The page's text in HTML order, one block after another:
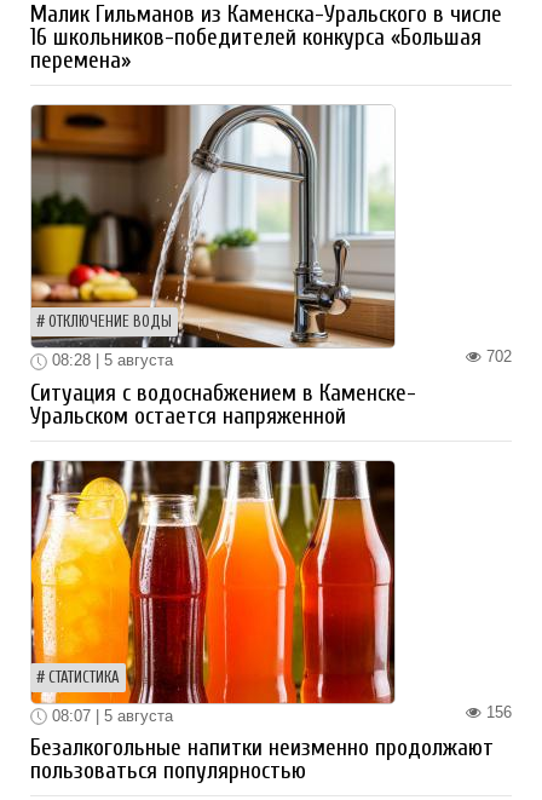
Малик Гильманов из Каменска-Уральского в числе
16 школьников-победителей конкурса «Большая
перемена»
ОТКЛЮЧЕНИЕ ВОДЫ
702
08:28 | 5 августа
Ситуация с водоснабжением в Каменске-
Уральском остается напряженной
СТАТИСТИКА
156
08:07 | 5 августа
Безалкогольные напитки неизменно продолжают
пользоваться популярностью